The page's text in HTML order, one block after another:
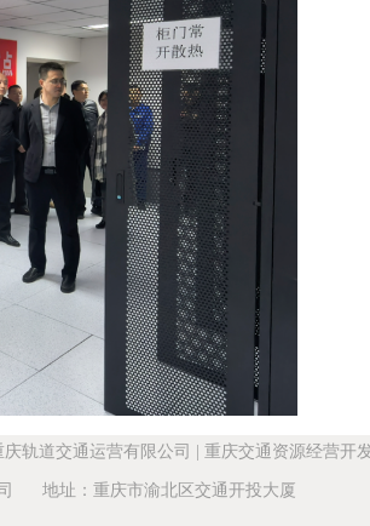
庆轨道交通运营有限公司 | 重庆交通资源经营开
地址：重庆市渝北区交通开投大厦